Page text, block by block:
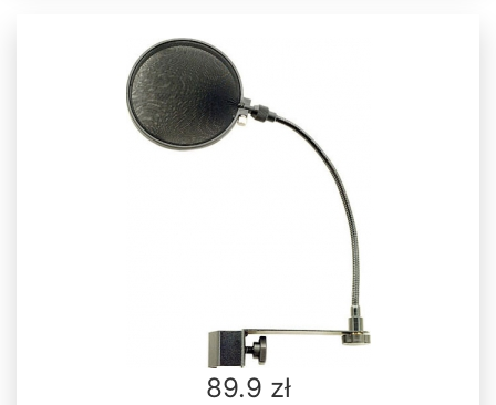
89.9 zł